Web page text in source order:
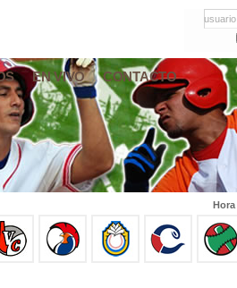
EN VIVO CONTACTO
Hora